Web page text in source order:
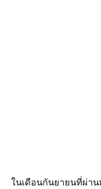
ในเดือนกันยายนที่ผ่า